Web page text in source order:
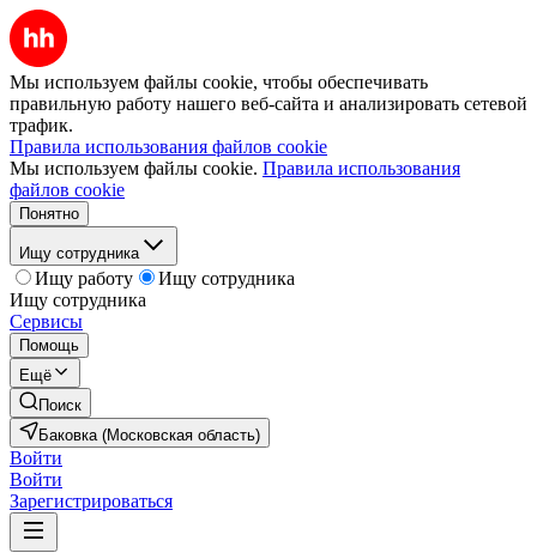
Мы используем файлы cookie, чтобы обеспечивать
правильную работу нашего веб-сайта и анализировать сетевой
трафик.
Правила использования файлов cookie
Мы используем файлы cookie. Правила использования
файлов cookie
Понятно
Ищу сотрудника
Ищу работу
Ищу сотрудника
Ищу сотрудника
Сервисы
Помощь
Ещё
Поиск
Баковка (Московская область)
Войти
Войти
Зарегистрироваться